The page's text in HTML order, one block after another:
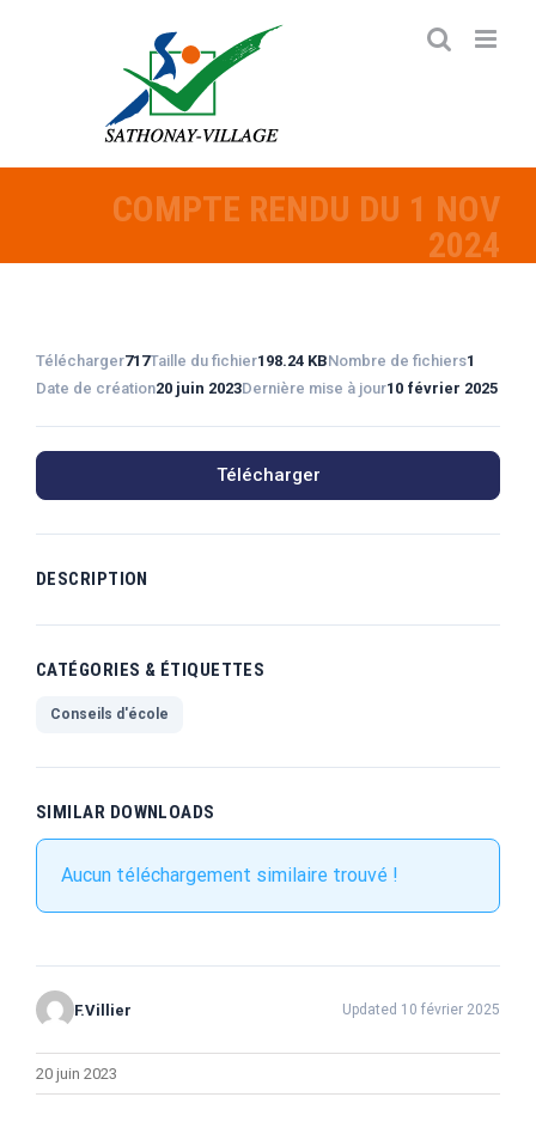
COMPTE RENDU DU 1 NOV
2024
Télécharger717Taille du fichier198.24 KBNombre de fichiers1
Date de création20 juin 2023Dernière mise à jour10 février 2025
Télécharger
DESCRIPTION
CATÉGORIES & ÉTIQUETTES
Conseils d'école
SIMILAR DOWNLOADS
Aucun téléchargement similaire trouvé !
F.Villier Updated 10 février 2025
20 juin 2023